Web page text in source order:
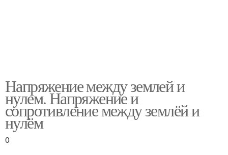
Напряжение между землей и
нулем. Напряжение и
сопротивление между землёй и
нулём
0